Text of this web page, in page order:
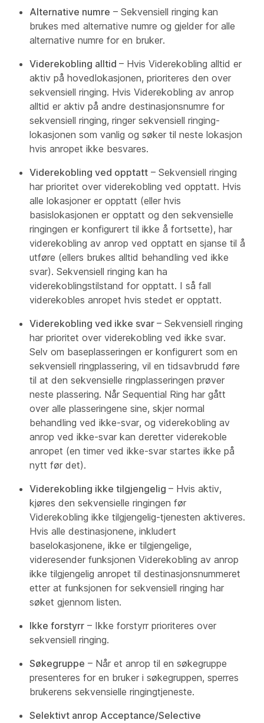
Alternative numre – Sekvensiell ringing kan
brukes med alternative numre og gjelder for alle
alternative numre for en bruker.
Viderekobling alltid – Hvis Viderekobling alltid er
aktiv på hovedlokasjonen, prioriteres den over
sekvensiell ringing. Hvis Viderekobling av anrop
alltid er aktiv på andre destinasjonsnumre for
sekvensiell ringing, ringer sekvensiell ringing-
lokasjonen som vanlig og søker til neste lokasjon
hvis anropet ikke besvares.
Viderekobling ved opptatt – Sekvensiell ringing
har prioritet over viderekobling ved opptatt. Hvis
alle lokasjoner er opptatt (eller hvis
basislokasjonen er opptatt og den sekvensielle
ringingen er konfigurert til ikke å fortsette), har
viderekobling av anrop ved opptatt en sjanse til å
utføre (ellers brukes alltid behandling ved ikke
svar). Sekvensiell ringing kan ha
viderekoblingstilstand for opptatt. I så fall
viderekobles anropet hvis stedet er opptatt.
Viderekobling ved ikke svar – Sekvensiell ringing
har prioritet over viderekobling ved ikke svar.
Selv om baseplasseringen er konfigurert som en
sekvensiell ringplassering, vil en tidsavbrudd føre
til at den sekvensielle ringplasseringen prøver
neste plassering. Når Sequential Ring har gått
over alle plasseringene sine, skjer normal
behandling ved ikke-svar, og viderekobling av
anrop ved ikke-svar kan deretter viderekoble
anropet (en timer ved ikke-svar startes ikke på
nytt før det).
Viderekobling ikke tilgjengelig – Hvis aktiv,
kjøres den sekvensielle ringingen før
Viderekobling ikke tilgjengelig-tjenesten aktiveres.
Hvis alle destinasjonene, inkludert
baselokasjonene, ikke er tilgjengelige,
videresender funksjonen Viderekobling av anrop
ikke tilgjengelig anropet til destinasjonsnummeret
etter at funksjonen for sekvensiell ringing har
søket gjennom listen.
Ikke forstyrr – Ikke forstyrr prioriteres over
sekvensiell ringing.
Søkegruppe – Når et anrop til en søkegruppe
presenteres for en bruker i søkegruppen, sperres
brukerens sekvensielle ringingtjeneste.
Selektivt anrop Acceptance/Selective